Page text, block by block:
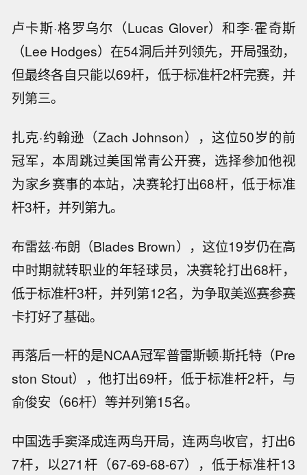
卢卡斯·格罗乌尔（Lucas Glover）和李·霍奇斯
（Lee Hodges）在54洞后并列领先，开局强劲，
但最终各自只能以69杆，低于标准杆2杆完赛，并
列第三。
扎克·约翰逊（Zach Johnson），这位50岁的前
冠军，本周跳过美国常青公开赛，选择参加他视
为家乡赛事的本站，决赛轮打出68杆，低于标准
杆3杆，并列第九。
布雷兹·布朗（Blades Brown），这位19岁仍在高
中时期就转职业的年轻球员，决赛轮打出68杆，
低于标准杆3杆，并列第12名，为争取美巡赛参赛
卡打好了基础。
再落后一杆的是NCAA冠军普雷斯顿·斯托特（Pre
ston Stout），他打出69杆，低于标准杆2杆，与
俞俊安（66杆）等并列第15名。
中国选手窦泽成连两鸟开局，连两鸟收官，打出6
7杆，以271杆（67-69-68-67），低于标准杆13